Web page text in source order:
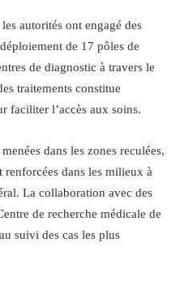
autorités ont engagé des
de 17 pôles de
de diagnostic à travers le
traitements constitue
faciliter l’accès aux soins.
dans les zones reculées,
renforcées dans les milieux à
La collaboration avec des
de recherche médicale de
suivi des cas les plus